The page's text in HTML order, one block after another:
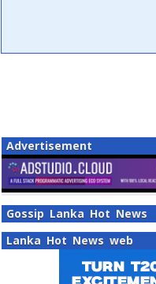
Advertisement
Gossip Lanka Hot News
Lanka Hot News web